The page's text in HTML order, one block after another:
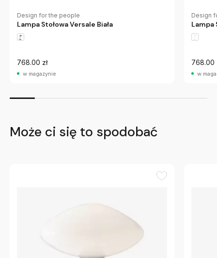
Design for the people
Lampa Stołowa Versale Biała
768.00 zł
w magazynie
Design
Lampa
768.00
w
Może ci się to spodobać